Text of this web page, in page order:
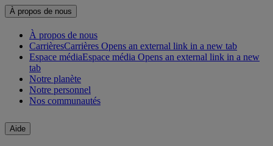
À propos de nous
À propos de nous
CarrièresCarrières Opens an external link in a new tab
Espace médiaEspace média Opens an external link in a new
tab
Notre planète
Notre personnel
Nos communautés
Aide